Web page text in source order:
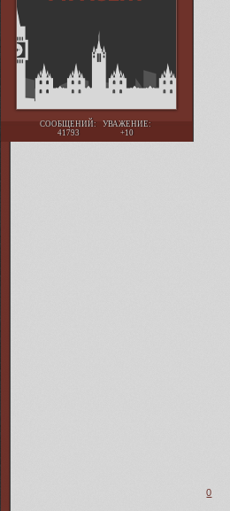
СООБЩЕНИЙ:
41793
УВАЖЕНИЕ:
+10
0